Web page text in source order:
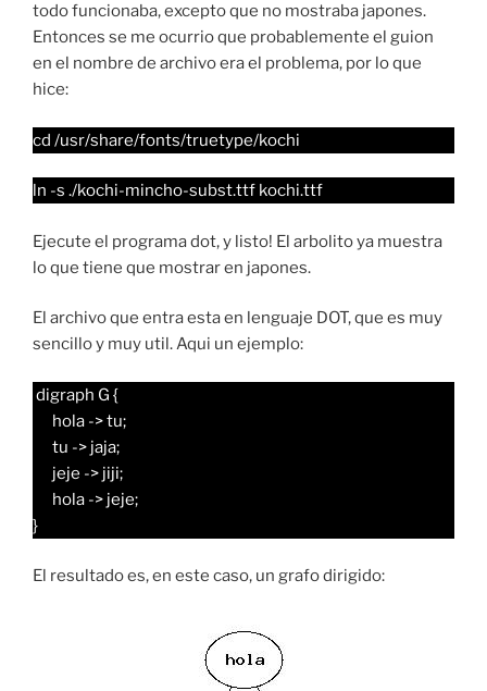
todo funcionaba, excepto que no mostraba japones.
Entonces se me ocurrio que probablemente el guion
en el nombre de archivo era el problema, por lo que
hice:
cd /usr/share/fonts/truetype/kochi
ln -s ./kochi-mincho-subst.ttf kochi.ttf
Ejecute el programa dot, y listo! El arbolito ya muestra
lo que tiene que mostrar en japones.
El archivo que entra esta en lenguaje DOT, que es muy
sencillo y muy util. Aqui un ejemplo:
digraph G {
hola -> tu;
tu -> jaja;
jeje -> jiji;
hola -> jeje;
}
El resultado es, en este caso, un grafo dirigido: